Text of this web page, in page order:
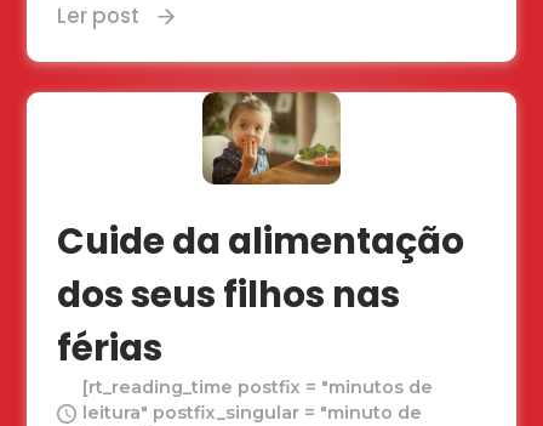
Ler post
Cuide da alimentação
dos seus filhos nas
férias
[rt_reading_time postfix = "minutos de
leitura" postfix_singular = "minuto de